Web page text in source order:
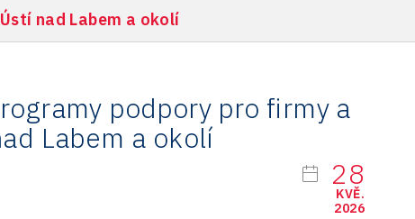
nad Labem a okolí
podpory pro firmy a
Labem a okolí
28
KVĚ.
2026